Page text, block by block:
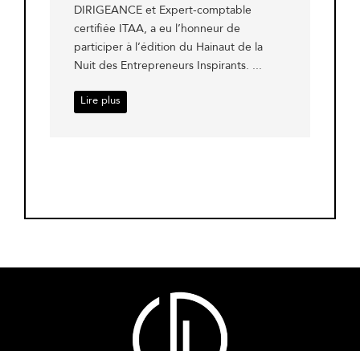
DIRIGEANCE et Expert-comptable
certifiée ITAA, a eu l’honneur de
participer à l’édition du Hainaut de la
Nuit des Entrepreneurs Inspirants. ...
Lire plus